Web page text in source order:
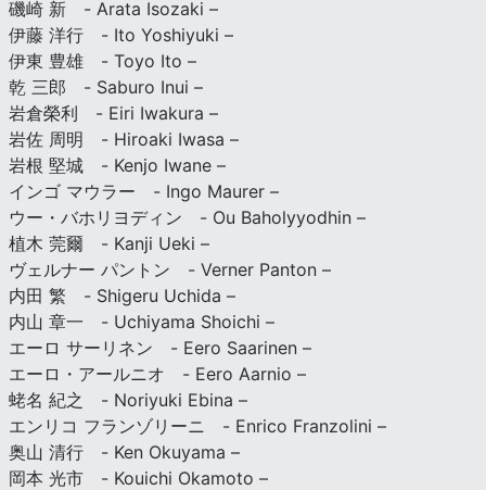
磯崎 新 - Arata Isozaki –
伊藤 洋行 - Ito Yoshiyuki –
伊東 豊雄 - Toyo Ito –
乾 三郎 - Saburo Inui –
岩倉榮利 - Eiri Iwakura –
岩佐 周明 - Hiroaki Iwasa –
岩根 堅城 - Kenjo Iwane –
インゴ マウラー - Ingo Maurer –
ウー・バホリヨディン - Ou Baholyyodhin –
植木 莞爾 - Kanji Ueki –
ヴェルナー パントン - Verner Panton –
内田 繁 - Shigeru Uchida –
内山 章一 - Uchiyama Shoichi –
エーロ サーリネン - Eero Saarinen –
エーロ・アールニオ - Eero Aarnio –
蛯名 紀之 - Noriyuki Ebina –
エンリコ フランゾリーニ - Enrico Franzolini –
奥山 清行 - Ken Okuyama –
岡本 光市 - Kouichi Okamoto –